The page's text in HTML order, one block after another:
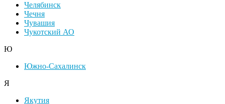
Челябинск
Чечня
Чувашия
Чукотский АО
Ю
Южно-Сахалинск
Я
Якутия